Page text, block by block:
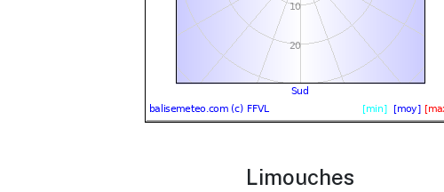
Limouches